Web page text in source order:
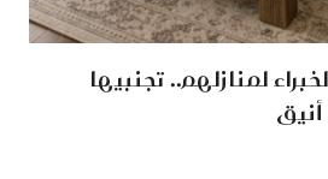
لمنازلهم.. تجنبيها